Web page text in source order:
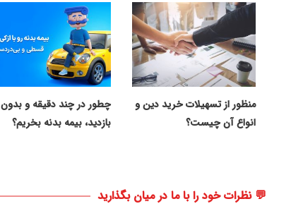
منظور از تسهیلات خرید دین و
انواع آن چیست؟
چطور در چند دقیقه و بدون
بازدید، بیمه بدنه بخریم؟
💬 نظرات خود را با ما در میان بگذارید